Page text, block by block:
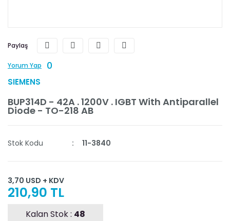
Paylaş
Yorum Yap 0
SIEMENS
BUP314D - 42A . 1200V . IGBT With Antiparallel
Diode - TO-218 AB
Stok Kodu 11-3840
3,70 USD + KDV
210,90 TL
Kalan Stok : 48